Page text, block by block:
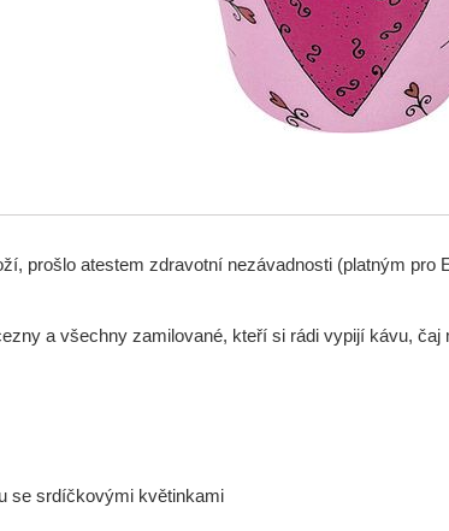
prošlo atestem zdravotní nezávadnosti (platným pro
a všechny zamilované, kteří si rádi vypijí kávu, čaj
se srdíčkovými květinkami